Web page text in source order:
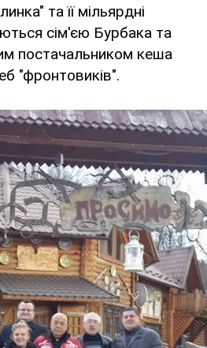
та її мільярдні
сім'єю Бурбака та
постачальником кеша
"фронтовиків".